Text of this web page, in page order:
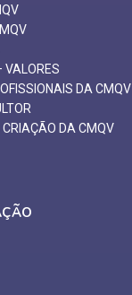
DA CMQV
DA CMQV